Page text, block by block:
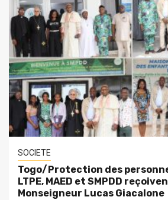
SOCIETE
Togo/Protection des
LTPE, MAED et SMPDD
Monseigneur Lucas Giacalone